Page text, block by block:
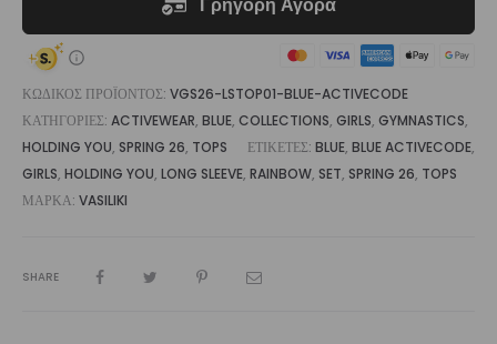
ποσότητα
ΚΩΔΙΚΌΣ ΠΡΟΪΌΝΤΟΣ: VGS26-LSTOP01-BLUE-ACTIVECODE
ΚΑΤΗΓΟΡΊΕΣ: ACTIVEWEAR, BLUE, COLLECTIONS, GIRLS, GYMNASTICS,
HOLDING YOU, SPRING 26, TOPS ΕΤΙΚΈΤΕΣ: BLUE, BLUE ACTIVECODE,
GIRLS, HOLDING YOU, LONG SLEEVE, RAINBOW, SET, SPRING 26, TOPS
ΜΆΡΚΑ: VASILIKI
SHARE